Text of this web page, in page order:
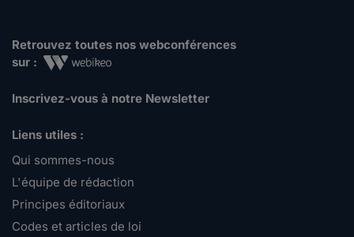
Retrouvez toutes nos webconférences
sur :
Inscrivez-vous à notre Newsletter
Liens utiles :
Qui sommes-nous
L'équipe de rédaction
Principes éditoriaux
Codes et articles de loi